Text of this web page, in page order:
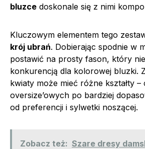
bluzce doskonale się z nimi
Kluczowym elementem tego
krój ubrań. Dobierając spodnie w
postawić na prosty fason, który
konkurencją dla kolorowej bluzki.
kwiaty może mieć różne kształty
oversize’owych po bardziej
od preferencji i sylwetki noszącej.
Zobacz też: Szare dresy